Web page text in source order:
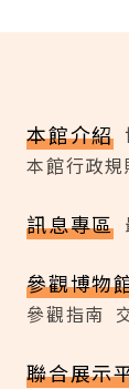
本館介紹
本館行政規
訊息專區
參觀博物
參觀指南
聯合展示